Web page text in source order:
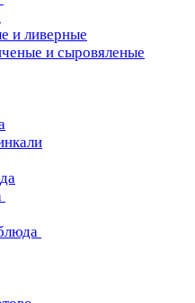
и ливерные
и сыровяленые